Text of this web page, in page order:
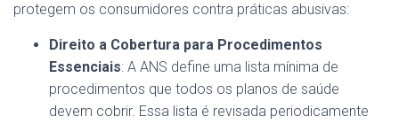
protegem os consumidores contra práticas abusivas:
Direito a Cobertura para Procedimentos
Essenciais: A ANS define uma lista mínima de
procedimentos que todos os planos de saúde
devem cobrir. Essa lista é revisada periodicamente